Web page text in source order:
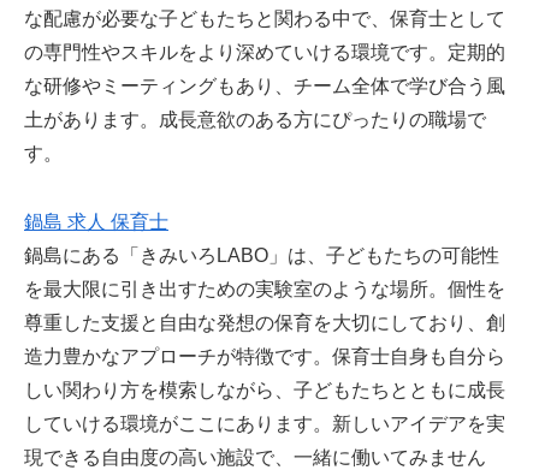
な配慮が必要な子どもたちと関わる中で、保育士として
の専門性やスキルをより深めていける環境です。定期的
な研修やミーティングもあり、チーム全体で学び合う風
土があります。成長意欲のある方にぴったりの職場で
す。
鍋島 求人 保育士
鍋島にある「きみいろLABO」は、子どもたちの可能性
を最大限に引き出すための実験室のような場所。個性を
尊重した支援と自由な発想の保育を大切にしており、創
造力豊かなアプローチが特徴です。保育士自身も自分ら
しい関わり方を模索しながら、子どもたちとともに成長
していける環境がここにあります。新しいアイデアを実
現できる自由度の高い施設で、一緒に働いてみません